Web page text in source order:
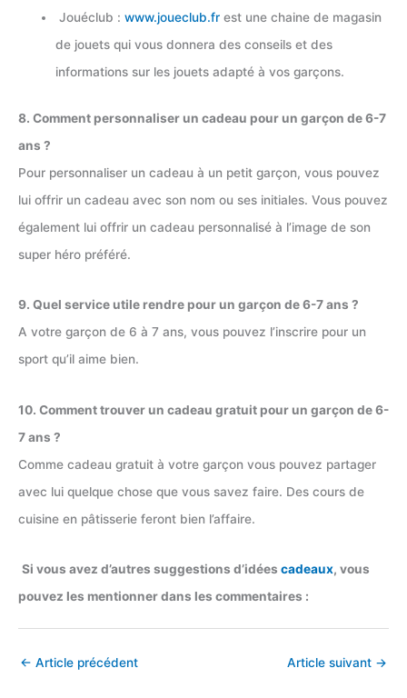
Jouéclub :www.joueclub.fr est une chaine de magasin
de jouets qui vous donnera des conseils et des
informations sur les jouets adapté à vos garçons.
8. Comment personnaliser un cadeau pour un garçon de 6-7
ans ?
Pour personnaliser un cadeau à un petit garçon, vous pouvez
lui offrir un cadeau avec son nom ou ses initiales. Vous pouvez
également lui offrir un cadeau personnalisé à l’image de son
super héro préféré.
9. Quel service utile rendre pour un garçon de 6-7 ans ?
A votre garçon de 6 à 7 ans, vous pouvez l’inscrire pour un
sport qu’il aime bien.
10. Comment trouver un cadeau gratuit pour un garçon de 6-
7 ans ?
Comme cadeau gratuit à votre garçon vous pouvez partager
avec lui quelque chose que vous savez faire. Des cours de
cuisine en pâtisserie feront bien l’affaire.
Si vous avez d’autres suggestions d’idées cadeaux, vous
pouvez les mentionner dans les commentaires :
← Article précédent Article suivant →